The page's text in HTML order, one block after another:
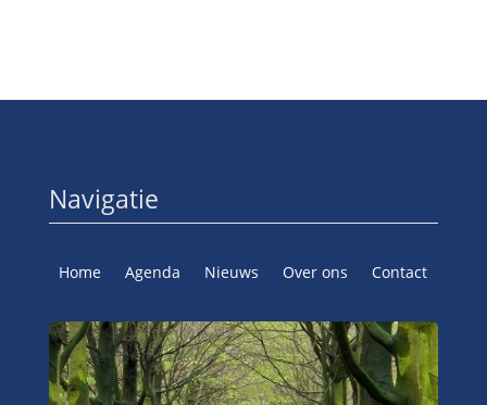
Navigatie
Home Agenda Nieuws Over ons Contact